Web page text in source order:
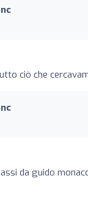
ciò che
da guido